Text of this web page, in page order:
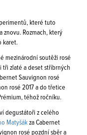
které tuto
znovu. Rozmach, který
karet.
mezinárodní soutěži rosé
tři zlaté a deset stříbrných
Sauvignon rosé
rosé 2017 a do třetice
téhož ročníku.
degustátoři z celého
Matyšák za Cabernet
rosé pozdní sběr a